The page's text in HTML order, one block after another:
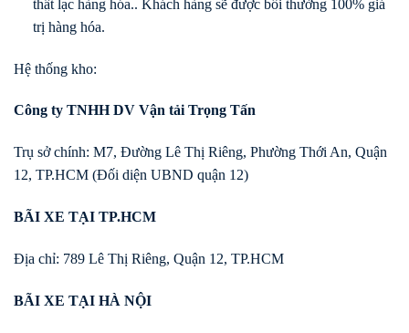
thất lạc hàng hóa.. Khách hàng sẽ được bồi thường 100% giá
trị hàng hóa.
Hệ thống kho:
Công ty TNHH DV Vận tải Trọng Tấn
Trụ sở chính: M7, Đường Lê Thị Riêng, Phường Thới An, Quận
12, TP.HCM (Đối diện UBND quận 12)
BÃI XE TẠI TP.HCM
Địa chỉ: 789 Lê Thị Riêng, Quận 12, TP.HCM
BÃI XE TẠI HÀ NỘI